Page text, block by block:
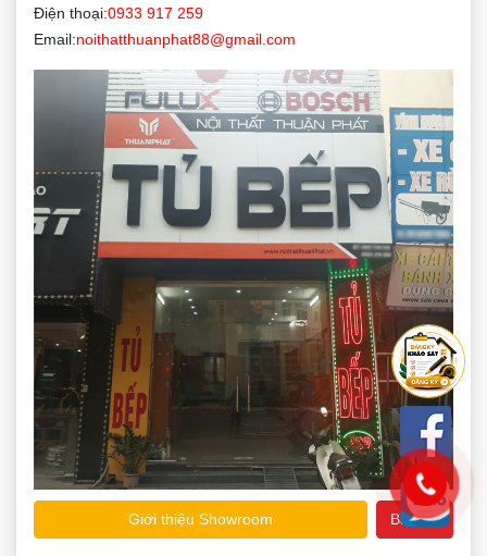
Điện thoại:0933 917 259
Email:noithatthuanphat88@gmail.com
Giới thiệu Showroom Bản đồ